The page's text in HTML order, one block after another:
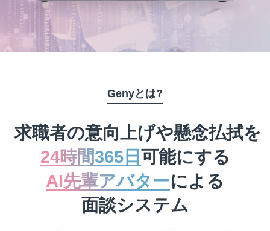
Genyとは?
求職者の意向上げや懸念払拭を
24時間365日 可能にする
AI先輩アバターによる
面談システム